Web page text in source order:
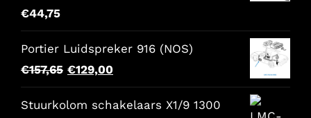
€44,75
Portier Luidspreker 916 (NOS)
€157,65 Der
ursprüngliche
Preis
€129,00Der
aktuelle
Preis
Stuurkolom schakelaars X1/9 1300